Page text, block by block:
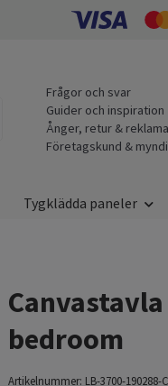
Frågor och svar
Guider och inspiration
Ånger, retur &
Företagskund &
Tygklädda paneler
bedroom
Artikelnummer: LB-3700-190288-